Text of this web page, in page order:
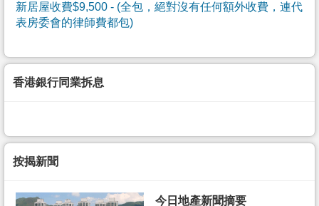
新居屋收費$9,500 - (全包，絕對沒有任何額外收費，連代
表房委會的律師費都包)
香港銀行同業拆息
按揭新聞
今日地產新聞摘要